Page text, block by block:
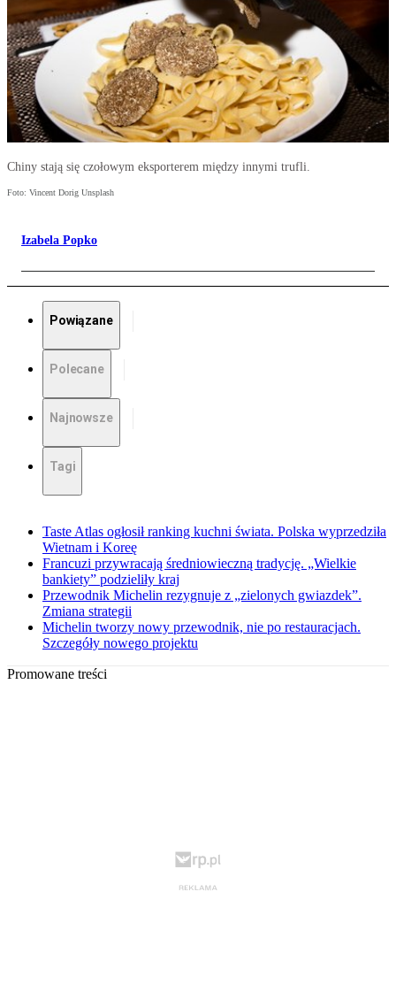
Chiny stają się czołowym eksporterem między innymi trufli.
Foto: Vincent Dorig Unsplash
Izabela Popko
Powiązane
Polecane
Najnowsze
Tagi
Taste Atlas ogłosił ranking kuchni świata. Polska wyprzedziła
Wietnam i Koreę
Francuzi przywracają średniowieczną tradycję. „Wielkie
bankiety” podzieliły kraj
Przewodnik Michelin rezygnuje z „zielonych gwiazdek”.
Zmiana strategii
Michelin tworzy nowy przewodnik, nie po restauracjach.
Szczegóły nowego projektu
Promowane treści